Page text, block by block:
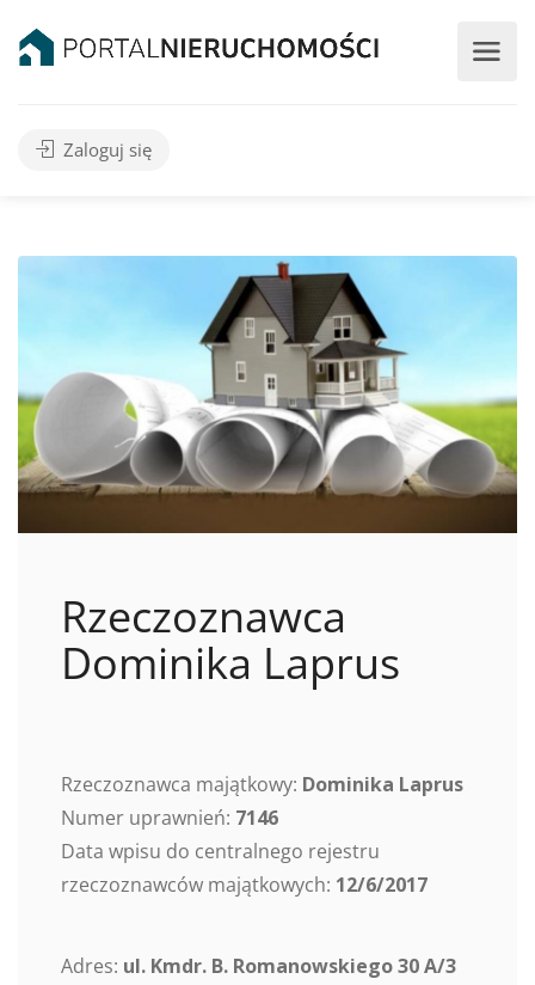
Zaloguj się
Rzeczoznawca
Dominika Laprus
Rzeczoznawca majątkowy: Dominika Laprus
Numer uprawnień: 7146
Data wpisu do centralnego rejestru
rzeczoznawców majątkowych: 12/6/2017
Adres: ul. Kmdr. B. Romanowskiego 30 A/3